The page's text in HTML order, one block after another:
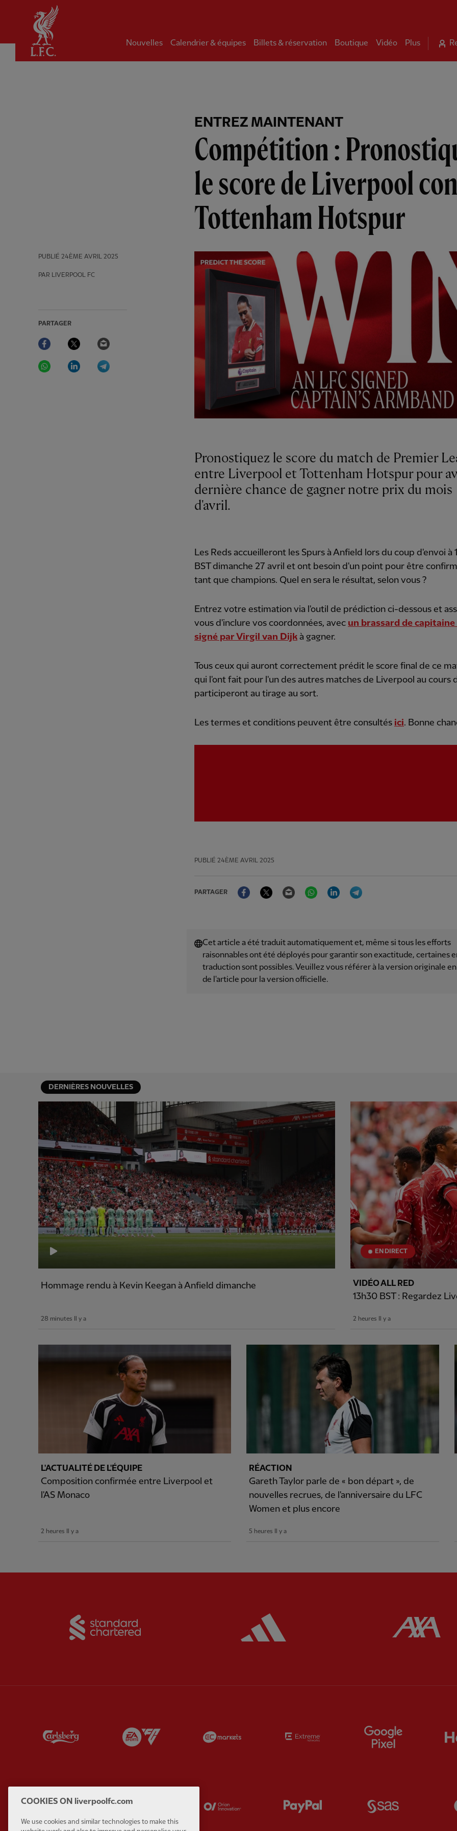
Nouvelles Calendrier & équipes Billets & réservation Boutique Vidéo Plus
ENTREZ MAINTENANT
Compétition :
le score de Liverpool
Tottenham Hotspur
PUBLIÉ 24ÈME AVRIL 2025
PAR LIVERPOOL FC
PARTAGER
Facebook Twitter
WhatsAppLinkedIn
Pronostiquez le score du match de Premier
entre Liverpool et Tottenham Hotspur pour
dernière chance de gagner notre prix du mois
d'avril.
Les Reds accueilleront les Spurs à Anfield lors du coup d'envoi à
BST dimanche 27 avril et ont besoin d'un point pour être
tant que champions. Quel en sera le résultat, selon vous ?
Entrez votre estimation via l'outil de prédiction ci-dessous et
vous d'inclure vos coordonnées, avec un brassard de capitaine
signé par Virgil van Dijk à gagner.
Tous ceux qui auront correctement prédit le score final de ce
qui l'ont fait pour l'un des autres matches de Liverpool au cours
participeront au tirage au sort.
Les termes et conditions peuvent être consultés ici. Bonne
PUBLIÉ 24ÈME AVRIL 2025
PARTAGER
FacebookTwitter Email WhatsAppLinkedIn
Cet article a été traduit automatiquement et, même si tous les efforts
raisonnables ont été déployés pour garantir son exactitude, certaines
traduction sont possibles. Veuillez vous référer à la version originale
de l'article pour la version officielle.
DERNIÈRES NOUVELLES
Hommage rendu à Kevin Keegan à Anfield dimanche
28 minutes Il y a
EN DIRECT
VIDÉO ALL RED
13h30 BST : Regardez
2 heures Il y a
L'ACTUALITÉ DE L'ÉQUIPE
Composition confirmée entre Liverpool et
l'AS Monaco
2 heures Il y a
RÉACTION
Gareth Taylor parle de « bon départ », de
nouvelles recrues, de l'anniversaire du LFC
Women et plus encore
5 heures Il y a
Carlsberg Partner: EA Sports Extreme Partner:
Partner:Kodansha Orion Partner: Paypal
COOKIES ON liverpoolfc.com
We use cookies and similar technologies to make this